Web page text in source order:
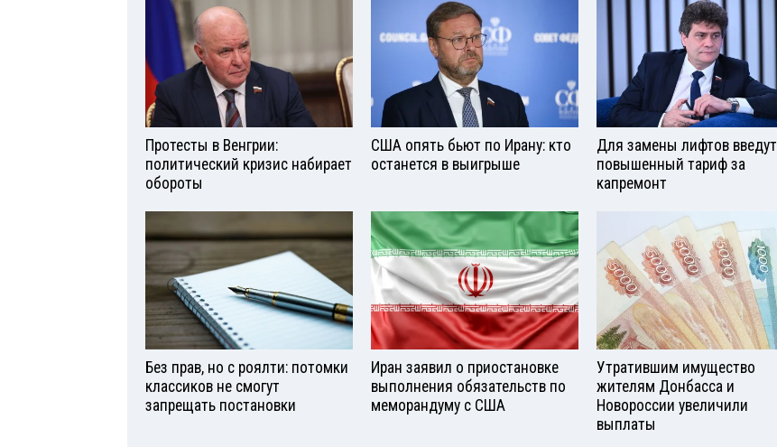
Протесты в Венгрии:
политический кризис набирает
обороты
США опять бьют по Ирану: кто
останется в выигрыше
Для замены лифтов введут
повышенный тариф за
капремонт
Без прав, но с роялти: потомки
классиков не смогут
запрещать постановки
Иран заявил о приостановке
выполнения обязательств по
меморандуму с США
Утратившим имущество
жителям Донбасса и
Новороссии увеличили
выплаты